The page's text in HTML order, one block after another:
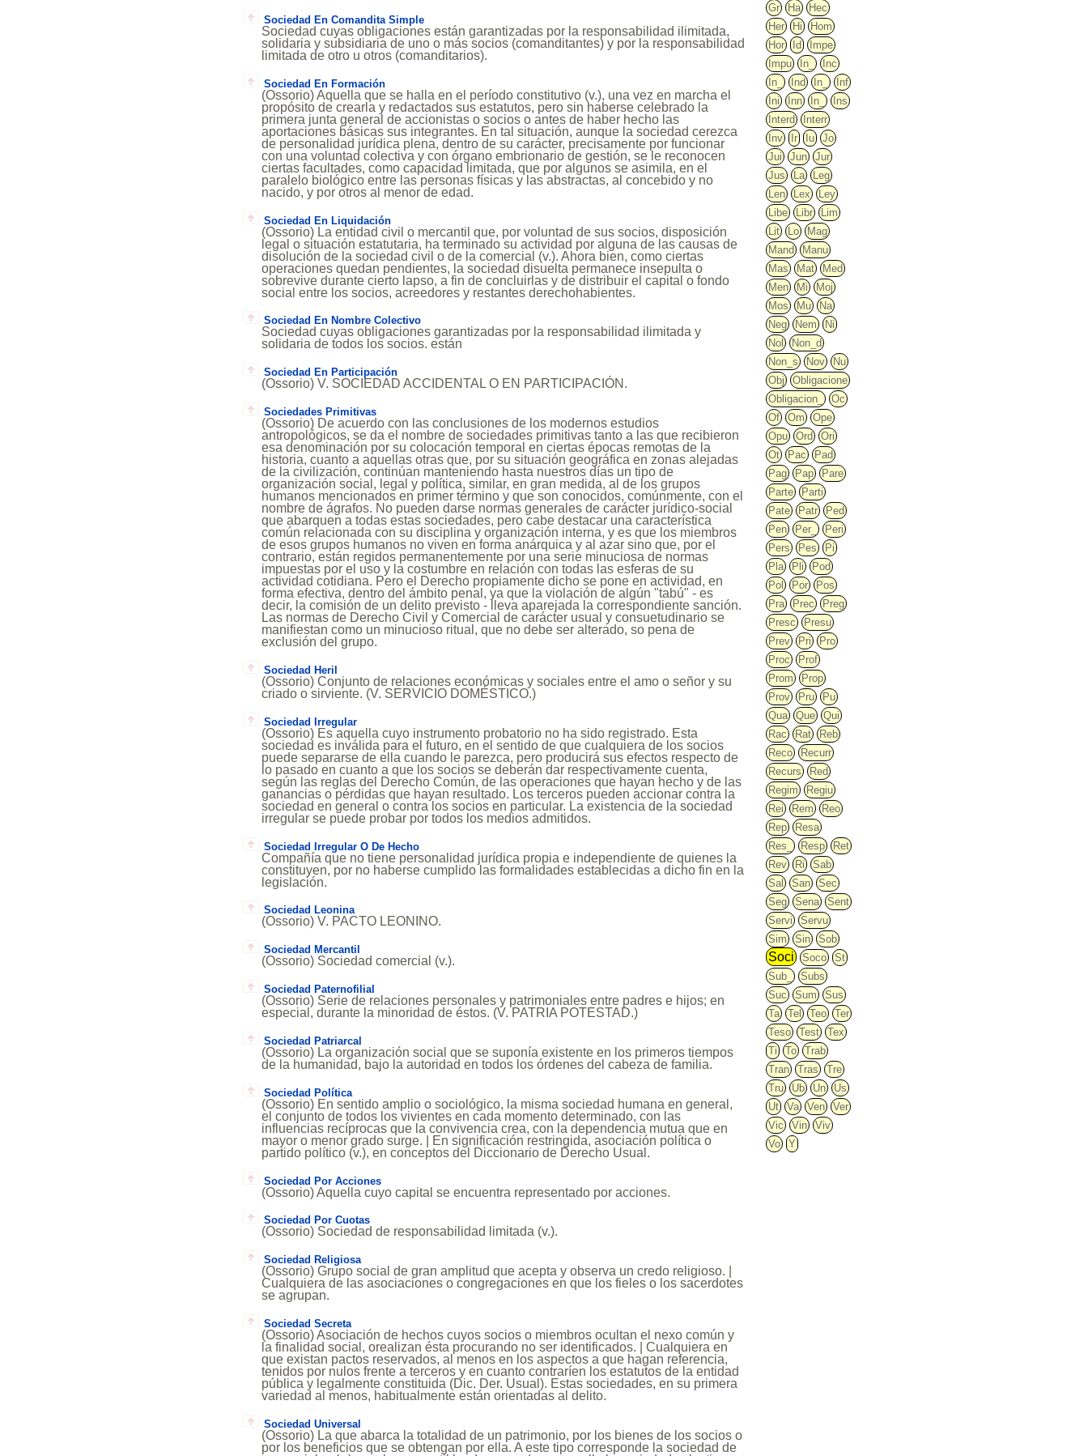
Gr
Ha
Hec
Her
Hi
Hom
Hor
Id
Impe
Impu
In_
Inc
In_
Ind In_
Inf
Ini
Inn In_
Ins
Interd
Interr
Inv
Ir Iu
Jo
Jui
Jun
Jur
Jus
La
Leg
Len
Lex
Ley
Libe
Libr
Lim
Lit
Lo
Mag
Mand
Manu
Mas
Mat
Med
Men
Mi
Moj
Mos
Mu
Na
Neg
Nem
Ni
Nol
Non_d
Non_s
Nov
Nu
Obj
Obligacione
Obligacion_
Oc
Of
Om
Ope
Opu
Ord
Ori
Ot
Pac
Pad
Pag
Pap
Pare
Parte
Parti
Pate
Patr
Ped
Pen
Per_
Peri
Pers
Pes
Pi
Pla
Pli
Pod
Pol
Por
Pos
Pra
Prec
Preg
Presc
Presu
Prev
Pri
Pro
Proc
Prof
Prom
Prop
Prov
Pru
Pu
Qua
Que
Qui
Rac
Rat
Reb
Reco
Recurr
Recurs
Red
Regim
Regiu
Rei
Rem
Reo
Rep
Resa
Res_
Resp
Ret
Rev
Ri
Sab
Sal
San
Sec
Seg
Sena
Sent
Servi
Servu
Sim
Sin Sob
Soci Soco
St
Sub_
Subs
Suc
Sum
Sus
Ta
Tel Teo
Ter
Teso
Test
Tex
Ti
To
Trab
Tran
Tras
Tre
Tru
Ub Un
Us
Ut
Va Ven
Ver
Vic
Vin
Viv
Vo
Y
Sociedad En Comandita Simple
Sociedad cuyas obligaciones están garantizadas por la responsabilidad ilimitada,
solidaria y subsidiaria de uno o más socios (comanditantes) y por la responsabilidad
limitada de otro u otros (comanditarios).
Sociedad En Formación
(Ossorio) Aquella que se halla en el período constitutivo (v.), una vez en marcha el
propósito de crearla y redactados sus estatutos, pero sin haberse celebrado la
primera junta general de accionistas o socios o antes de haber hecho las
aportaciones básicas sus integrantes. En tal situación, aunque la sociedad cerezca
de personalidad jurídica plena, dentro de su carácter, precisamente por funcionar
con una voluntad colectiva y con órgano embrionario de gestión, se le reconocen
ciertas facultades, como capacidad limitada, que por algunos se asimila, en el
paralelo biológico entre las personas físicas y las abstractas, al concebido y no
nacido, y por otros al menor de edad.
Sociedad En Liquidación
(Ossorio) La entidad civil o mercantil que, por voluntad de sus socios, disposición
legal o situación estatutaria, ha terminado su actividad por alguna de las causas de
disolución de la sociedad civil o de la comercial (v.). Ahora bien, como ciertas
operaciones quedan pendientes, la sociedad disuelta permanece insepulta o
sobrevive durante cierto lapso, a fin de concluirlas y de distribuir el capital o fondo
social entre los socios, acreedores y restantes derechohabientes.
Sociedad En Nombre Colectivo
Sociedad cuyas obligaciones garantizadas por la responsabilidad ilimitada y
solidaria de todos los socios. están
Sociedad En Participación
(Ossorio) V. SOCIEDAD ACCIDENTAL O EN PARTICIPACIÓN.
Sociedades Primitivas
(Ossorio) De acuerdo con las conclusiones de los modernos estudios
antropológicos, se da el nombre de sociedades primitivas tanto a las que recibieron
esa denominación por su colocación temporal en ciertas épocas remotas de la
historia, cuanto a aquellas otras que, por su situación geográfica en zonas alejadas
de la civilización, continúan manteniendo hasta nuestros días un tipo de
organización social, legal y política, similar, en gran medida, al de los grupos
humanos mencionados en primer término y que son conocidos, comúnmente, con el
nombre de ágrafos. No pueden darse normas generales de carácter jurídico-social
que abarquen a todas estas sociedades, pero cabe destacar una característica
común relacionada con su disciplina y organización interna, y es que los miembros
de esos grupos humanos no viven en forma anárquica y al azar sino que, por el
contrario, están regidos permanentemente por una serie minuciosa de normas
impuestas por el uso y la costumbre en relación con todas las esferas de su
actividad cotidiana. Pero el Derecho propiamente dicho se pone en actividad, en
forma efectiva, dentro del ámbito penal, ya que la violación de algún "tabú" - es
decir, la comisión de un delito previsto - lleva aparejada la correspondiente sanción.
Las normas de Derecho Civil y Comercial de carácter usual y consuetudinario se
manifiestan como un minucioso ritual, que no debe ser alterado, so pena de
exclusión del grupo.
Sociedad Heril
(Ossorio) Conjunto de relaciones económicas y sociales entre el amo o señor y su
criado o sirviente. (V. SERVICIO DOMÉSTICO.)
Sociedad Irregular
(Ossorio) Es aquella cuyo instrumento probatorio no ha sido registrado. Esta
sociedad es inválida para el futuro, en el sentido de que cualquiera de los socios
puede separarse de ella cuando le parezca, pero producirá sus efectos respecto de
lo pasado en cuanto a que los socios se deberán dar respectivamente cuenta,
según las reglas del Derecho Común, de las operaciones que hayan hecho y de las
ganancias o pérdidas que hayan resultado. Los terceros pueden accionar contra la
sociedad en general o contra los socios en particular. La existencia de la sociedad
irregular se puede probar por todos los medios admitidos.
Sociedad Irregular O De Hecho
Compañía que no tiene personalidad jurídica propia e independiente de quienes la
constituyen, por no haberse cumplido las formalidades establecidas a dicho fin en la
legislación.
Sociedad Leonina
(Ossorio) V. PACTO LEONINO.
Sociedad Mercantil
(Ossorio) Sociedad comercial (v.).
Sociedad Paternofilial
(Ossorio) Serie de relaciones personales y patrimoniales entre padres e hijos; en
especial, durante la minoridad de éstos. (V. PATRIA POTESTAD.)
Sociedad Patriarcal
(Ossorio) La organización social que se suponía existente en los primeros tiempos
de la humanidad, bajo la autoridad en todos los órdenes del cabeza de familia.
Sociedad Política
(Ossorio) En sentido amplio o sociológico, la misma sociedad humana en general,
el conjunto de todos los vivientes en cada momento determinado, con las
influencias recíprocas que la convivencia crea, con la dependencia mutua que en
mayor o menor grado surge. | En significación restringida, asociación política o
partido político (v.), en conceptos del Diccionario de Derecho Usual.
Sociedad Por Acciones
(Ossorio) Aquella cuyo capital se encuentra representado por acciones.
Sociedad Por Cuotas
(Ossorio) Sociedad de responsabilidad limitada (v.).
Sociedad Religiosa
(Ossorio) Grupo social de gran amplitud que acepta y observa un credo religioso. |
Cualquiera de las asociaciones o congregaciones en que los fieles o los sacerdotes
se agrupan.
Sociedad Secreta
(Ossorio) Asociación de hechos cuyos socios o miembros ocultan el nexo común y
la finalidad social, orealizan ésta procurando no ser identificados. | Cualquiera en
que existan pactos reservados, al menos en los aspectos a que hagan referencia,
tenidos por nulos frente a terceros y en cuanto contraríen los estatutos de la entidad
pública y legalmente constituida (Dic. Der. Usual). Estas sociedades, en su primera
variedad al menos, habitualmente están orientadas al delito.
Sociedad Universal
(Ossorio) La que abarca la totalidad de un patrimonio, por los bienes de los socios o
por los beneficios que se obtengan por ella. A este tipo corresponde la sociedad de